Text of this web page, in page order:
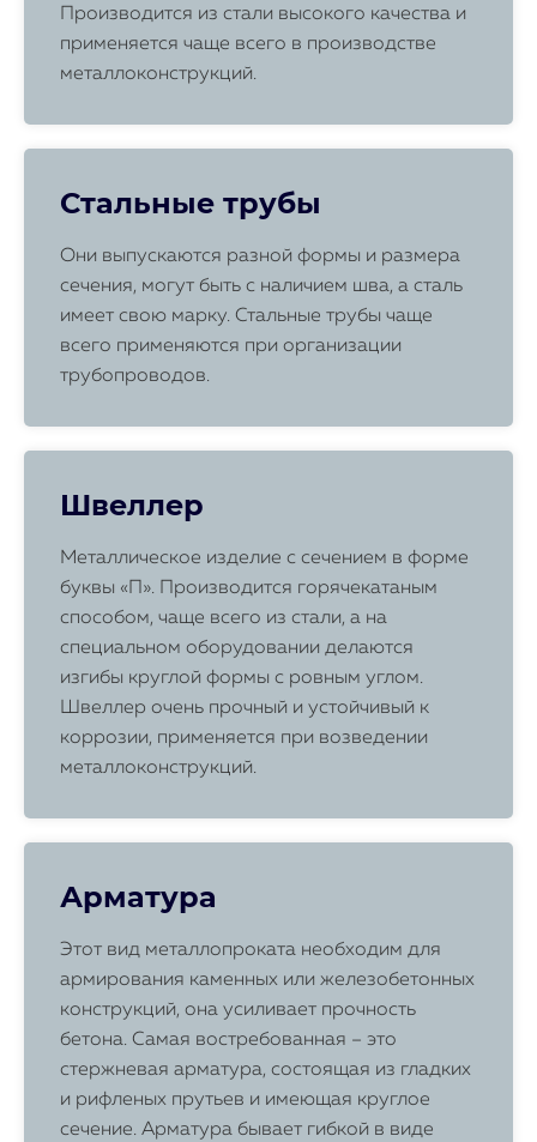
Производится из стали высокого качества и
применяется чаще всего в производстве
металлоконструкций.
Стальные трубы
Они выпускаются разной формы и размера
сечения, могут быть с наличием шва, а сталь
имеет свою марку. Стальные трубы чаще
всего применяются при организации
трубопроводов.
Швеллер
Металлическое изделие с сечением в форме
буквы «П». Производится горячекатаным
способом, чаще всего из стали, а на
специальном оборудовании делаются
изгибы круглой формы с ровным углом.
Швеллер очень прочный и устойчивый к
коррозии, применяется при возведении
металлоконструкций.
Арматура
Этот вид металлопроката необходим для
армирования каменных или железобетонных
конструкций, она усиливает прочность
бетона. Самая востребованная – это
стержневая арматура, состоящая из гладких
и рифленых прутьев и имеющая круглое
сечение. Арматура бывает гибкой в виде